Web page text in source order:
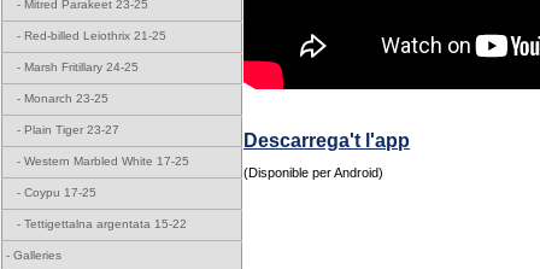
- Mitred Parakeet 23-25
- Red-billed Leiothrix 21-25
- Marsh Fritillary 24-25
- Monarch 23-25
- Plain Tiger 23-27
- Western Marbled White 17-25
- Coypu 17-25
- Tettigettalna argentata 15-22
- Galleries
Descarrega't l'app
(Disponible per Android)